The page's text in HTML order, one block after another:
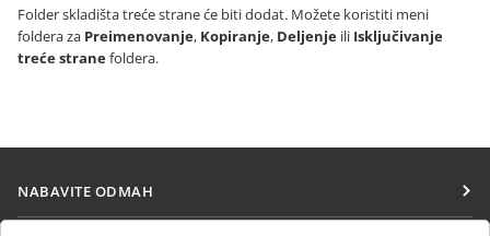
Folder skladišta treće strane će biti dodat. Možete koristiti meni
foldera za Preimenovanje, Kopiranje, Deljenje ili Isključivanje
treće stranefoldera.
NABAVITE ODMAH
Docs